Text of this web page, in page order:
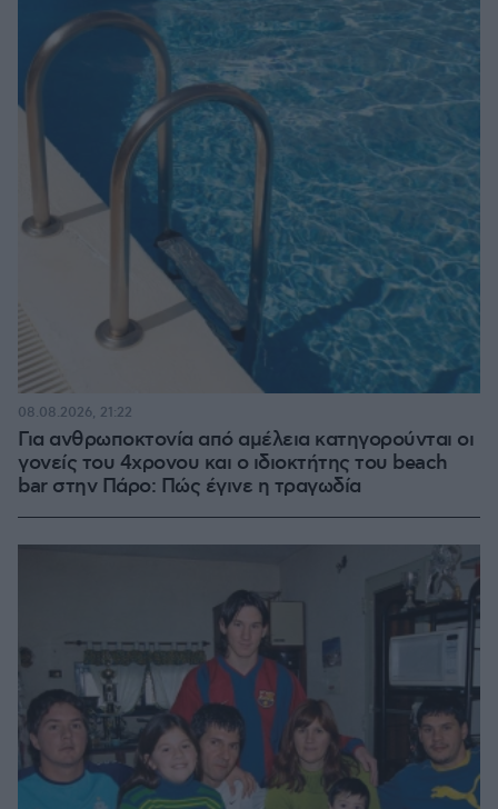
Για ανθρωποκτονία από αμέλεια κατηγορούνται οι
γονείς του 4χρονου και ο ιδιοκτήτης του beach
bar στην Πάρο: Πώς έγινε η τραγωδία
08.08.2026, 21:22